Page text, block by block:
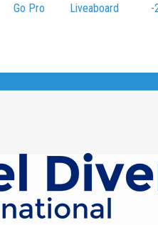
Go Pro Liveaboard -